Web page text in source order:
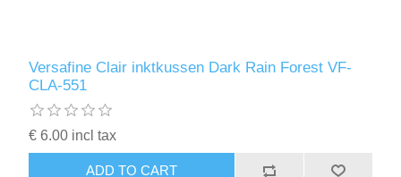
Versafine Clair inktkussen Dark Rain Forest VF-
CLA-551
€ 6.00 incl tax
ADD TO CART